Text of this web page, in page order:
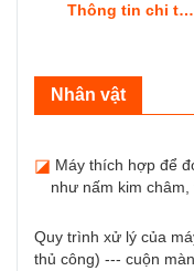
Thông tin chi tiết sản phẩm
Nhân vật
◪ Máy thích hợp để
như nấm kim
Quy trình xử lý của
thủ công) --- cuộn